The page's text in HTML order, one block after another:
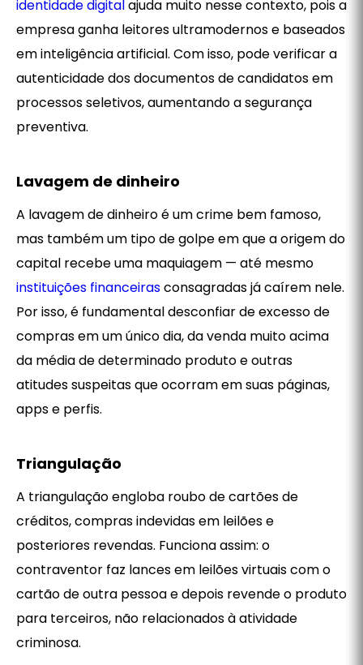
identidade digitalajuda muito nesse contexto, pois a
empresa ganha leitores ultramodernos e baseados
em inteligência artificial. Com isso, pode verificar a
autenticidade dos documentos de candidatos em
processos seletivos, aumentando a segurança
preventiva.
Lavagem de dinheiro
A lavagem de dinheiro é um crime bem famoso,
mas também um tipo de golpe em que a origem do
capital recebe uma maquiagem — até mesmo
instituições financeirasconsagradas já caírem nele.
Por isso, é fundamental desconfiar de excesso de
compras em um único dia, da venda muito acima
da média de determinado produto e outras
atitudes suspeitas que ocorram em suas páginas,
apps e perfis.
Triangulação
A triangulação engloba roubo de cartões de
créditos, compras indevidas em leilões e
posteriores revendas. Funciona assim: o
contraventor faz lances em leilões virtuais com o
cartão de outra pessoa e depois revende o produto
para terceiros, não relacionados à atividade
criminosa.